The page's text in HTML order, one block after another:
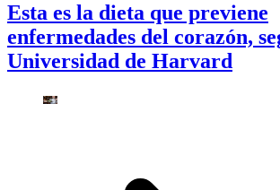
Esta es la dieta que previene
enfermedades del corazón,
Universidad de Harvard